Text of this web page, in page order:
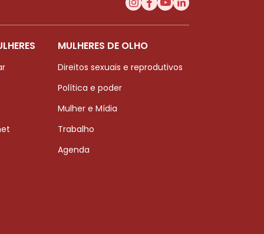
MULHERES DE OLHO
Direitos sexuais e reprodutivos
Política e poder
Mulher e Mídia
Trabalho
Agenda